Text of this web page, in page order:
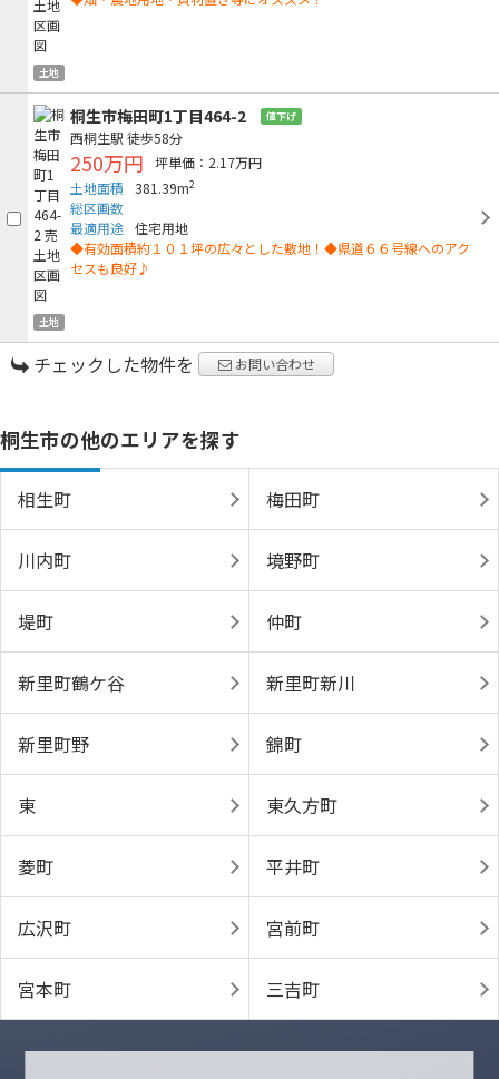
土地
土地
桐生市梅田町1丁目464-2 値下げ
西桐生駅 徒歩58分
250万円
坪単価：2.17万円
土地面積
381.39m2
総区画数
最適用途 住宅用地
◆有効面積約１０１坪の広々とした敷地！◆県道６６号線へのアク
セスも良好♪
チェックした物件を お問い合わせ
桐生市の他のエリアを探す
相生町 梅田町
川内町 境野町
堤町 仲町
新里町鶴ケ谷 新里町新川
新里町野 錦町
東 東久方町
菱町 平井町
広沢町 宮前町
宮本町 三吉町